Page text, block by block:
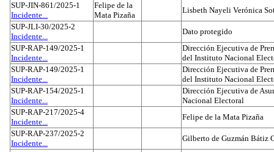
SUP-JIN-861/2025-1
Incidente...
Felipe de la
Mata Pizaña
Lisbeth Nayeli Verónica
SUP-JLI-30/2025-2
Incidente...
Dato protegido
SUP-RAP-149/2025-1
Incidente...
Dirección Ejecutiva de
del Instituto Nacional
SUP-RAP-149/2025-1
Incidente...
Dirección Ejecutiva de
del Instituto Nacional
SUP-RAP-154/2025-1
Incidente...
Dirección Ejecutiva de
Nacional Electoral
SUP-RAP-217/2025-4
Incidente...
Felipe de la Mata Pizaña
SUP-RAP-237/2025-2
Incidente...
Gilberto de Guzmán Bátiz